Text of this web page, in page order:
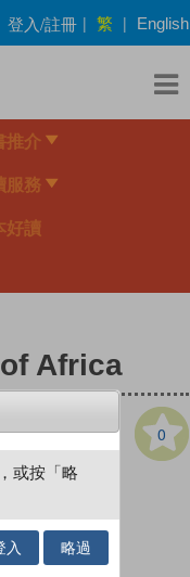
登入/註冊 | 繁 | English
推介
服務
好讀
Africa
0
或按「略
入 略過